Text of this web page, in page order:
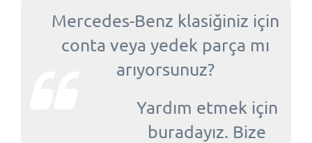
Mercedes-Benz klasiğiniz için
conta veya yedek parça mı
arıyorsunuz?
Yardım etmek için
buradayız. Bize